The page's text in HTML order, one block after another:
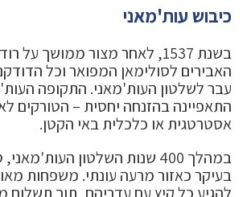
כיבוש עות'מאני
בשנת 1537, לאחר מצור ממושך על
האבירים לסולימאן המפואר וכל
עבר לשלטון העות'מאני. התקופה
התאפיינה בהזנחה יחסית – הטורקים
אסטרטגית או כלכלית באי הקטן.
במהלך 400 שנות השלטון
בעיקר כאזור מרעה עונתי. משפחות
להגיע כל קיץ עם עדריהם, תוך תשלום